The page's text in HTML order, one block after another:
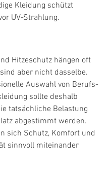
Kleidung schützt
UV-Strahlung.
Hitzeschutz hängen oft
aber nicht dasselbe.
Auswahl von Berufs-
sollte deshalb
tatsächliche Belastung
abgestimmt werden.
sich Schutz, Komfort und
sinnvoll miteinander